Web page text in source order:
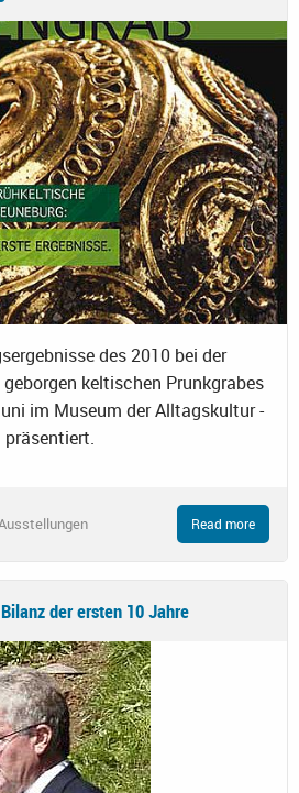
des 2010 bei der
keltischen Prunkgrabes
im Museum der Alltagskultur -
Read more
Bilanz der ersten 10 Jahre